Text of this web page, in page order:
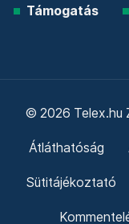
Támogatás
© 2026 Telex.hu
Átláthatóság
Sütitájékoztató